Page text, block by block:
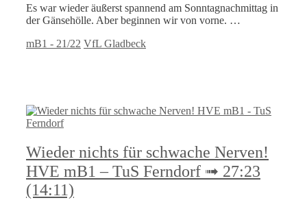
Es war wieder äußerst spannend am Sonntagnachmittag in
der Gänsehölle. Aber beginnen wir von vorne. …
Kategorien
mB1 - 21/22 Schlagwörter
VfL Gladbeck
Wieder nichts für schwache Nerven!
HVE mB1 – TuS Ferndorf ➟ 27:23
(14:11)